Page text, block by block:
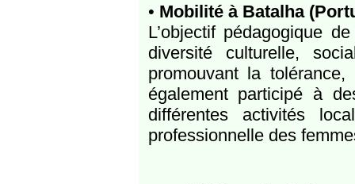
• Mobilité à Batalha
L’objectif pédagogique
diversité culturelle,
promouvant la
également participé à
différentes activités
professionnelle des